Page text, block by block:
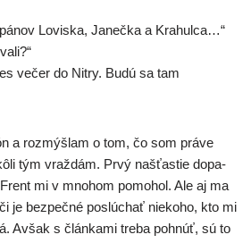
Loviska, Janečka a Krahulca…“
večer do Nitry. Budú sa tam
a roz­mýš­lam o tom, čo som prá­ve
tým vraž­dám. Prvý našťas­tie dopa­
mi v mno­hom pomo­hol. Ale aj ma
je bez­peč­né poslú­chať nie­ko­ho, kto mi
Avšak s člán­ka­mi tre­ba pohnúť, sú to